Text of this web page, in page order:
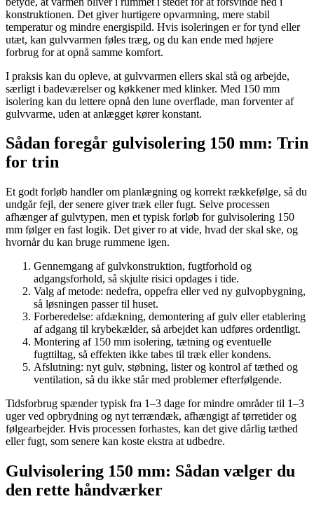
konstruktionen. Det giver hurtigere opvarmning, mere stabil
temperatur og mindre energispild. Hvis isoleringen er for tynd eller
utæt, kan gulvvarmen føles træg, og du kan ende med højere
forbrug for at opnå samme komfort.
I praksis kan du opleve, at gulvvarmen ellers skal stå og arbejde,
særligt i badeværelser og køkkener med klinker. Med 150 mm
isolering kan du lettere opnå den lune overflade, man forventer af
gulvvarme, uden at anlægget kører konstant.
Sådan foregår gulvisolering 150 mm: Trin
for trin
Et godt forløb handler om planlægning og korrekt rækkefølge, så du
undgår fejl, der senere giver træk eller fugt. Selve processen
afhænger af gulvtypen, men et typisk forløb for gulvisolering 150
mm følger en fast logik. Det giver ro at vide, hvad der skal ske, og
hvornår du kan bruge rummene igen.
Gennemgang af gulvkonstruktion, fugtforhold og
adgangsforhold, så skjulte risici opdages i tide.
Valg af metode: nedefra, oppefra eller ved ny gulvopbygning,
så løsningen passer til huset.
Forberedelse: afdækning, demontering af gulv eller etablering
af adgang til krybekælder, så arbejdet kan udføres ordentligt.
Montering af 150 mm isolering, tætning og eventuelle
fugttiltag, så effekten ikke tabes til træk eller kondens.
Afslutning: nyt gulv, støbning, lister og kontrol af tæthed og
ventilation, så du ikke står med problemer efterfølgende.
Tidsforbrug spænder typisk fra 1–3 dage for mindre områder til 1–3
uger ved opbrydning og nyt terrændæk, afhængigt af tørretider og
følgearbejder. Hvis processen forhastes, kan det give dårlig tæthed
eller fugt, som senere kan koste ekstra at udbedre.
Gulvisolering 150 mm: Sådan vælger du
den rette håndværker